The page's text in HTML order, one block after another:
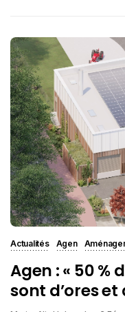
Actualités Agen
Agen : « 50 %
sont d’ores et